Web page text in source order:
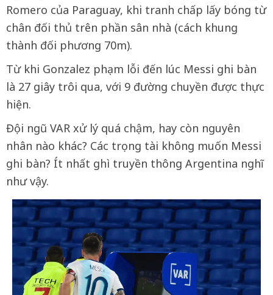
Romero của Paraguay, khi tranh chấp lấy bóng từ
chân đối thủ trên phần sân nhà (cách khung
thành đối phương 70m).
Từ khi Gonzalez phạm lỗi đến lúc Messi ghi bàn
là 27 giây trôi qua, với 9 đường chuyền được thực
hiện.
Đội ngũ VAR xử lý quá chậm, hay còn nguyên
nhân nào khác? Các trọng tài không muốn Messi
ghi bàn? Ít nhất ghì truyền thông Argentina nghĩ
như vậy.